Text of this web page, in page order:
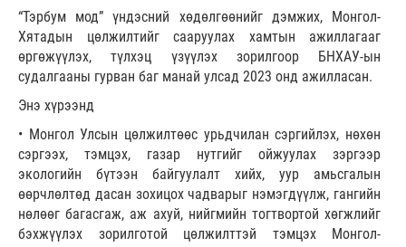
“Тэрбум мод” үндэсний хөдөлгөөнийг дэмжих, Монгол-
Хятадын цөлжилтийг сааруулах хамтын ажиллагааг
өргөжүүлэх, түлхэц үзүүлэх зорилгоор БНХАУ-ын
судалгааны гурван баг манай улсад 2023 онд ажилласан.
Энэ хүрээнд
• Монгол Улсын цөлжилтөөс урьдчилан сэргийлэх, нөхөн
сэргээх, тэмцэх, газар нутгийг ойжуулах зэргээр
экологийн бүтээн байгуулалт хийх, уур амьсгалын
өөрчлөлтөд дасан зохицох чадварыг нэмэгдүүлж, гангийн
нөлөөг багасгаж, аж ахуй, нийгмийн тогтвортой хөгжлийг
бэхжүүлэх зорилготой цөлжилттэй тэмцэх Монгол-